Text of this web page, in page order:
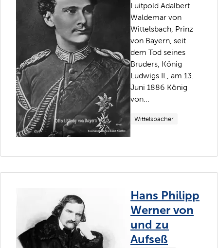
Luitpold Adalbert
Waldemar von
Wittelsbach, Prinz
von Bayern, seit
dem Tod seines
Bruders, König
Ludwigs II., am 13.
Juni 1886 König
von...
Wittelsbacher
Hans Philipp
Werner von
und zu
Aufseß